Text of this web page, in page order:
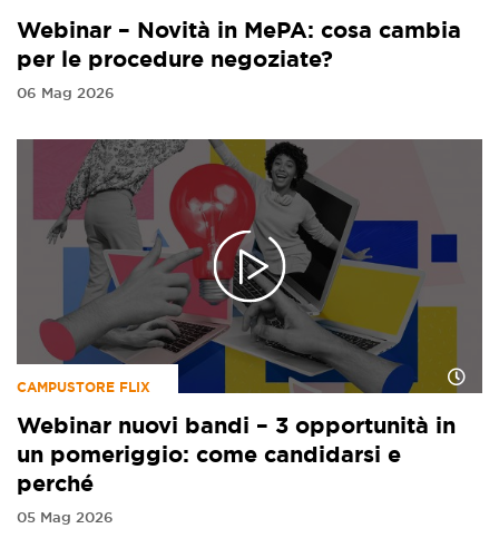
Webinar – Novità in MePA: cosa cambia
per le procedure negoziate?
06 Mag 2026
CAMPUSTORE FLIX
Webinar nuovi bandi – 3 opportunità in
un pomeriggio: come candidarsi e
perché
05 Mag 2026